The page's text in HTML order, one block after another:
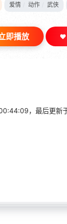
爱情 动作 武侠
即播放
，最后更新